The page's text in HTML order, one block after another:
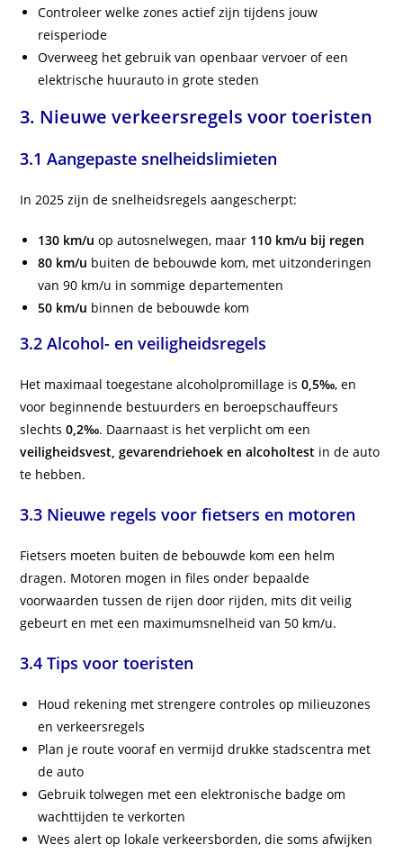
Controleer welke zones actief zijn tijdens jouw
reisperiode
Overweeg het gebruik van openbaar vervoer of een
elektrische huurauto in grote steden
3. Nieuwe verkeersregels voor toeristen
3.1 Aangepaste snelheidslimieten
In 2025 zijn de snelheidsregels aangescherpt:
130 km/u op autosnelwegen, maar 110 km/u bij regen
80 km/u buiten de bebouwde kom, met uitzonderingen
van 90 km/u in sommige departementen
50 km/u binnen de bebouwde kom
3.2 Alcohol- en veiligheidsregels
Het maximaal toegestane alcoholpromillage is0,5‰, en
voor beginnende bestuurders en beroepschauffeurs
slechts0,2‰. Daarnaast is het verplicht om een
veiligheidsvest, gevarendriehoek en alcoholtest in de auto
te hebben.
3.3 Nieuwe regels voor fietsers en motoren
Fietsers moeten buiten de bebouwde kom een helm
dragen. Motoren mogen in files onder bepaalde
voorwaarden tussen de rijen door rijden, mits dit veilig
gebeurt en met een maximumsnelheid van 50 km/u.
3.4 Tips voor toeristen
Houd rekening met strengere controles op milieuzones
en verkeersregels
Plan je route vooraf en vermijd drukke stadscentra met
de auto
Gebruik tolwegen met een elektronische badge om
wachttijden te verkorten
Wees alert op lokale verkeersborden, die soms afwijken